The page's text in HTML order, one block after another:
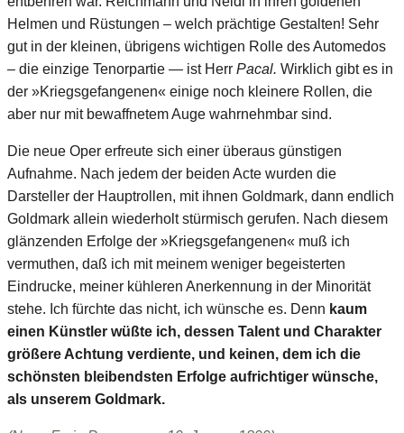
Helmen und Rüstungen – welch prächtige Gestalten! Sehr
gut in der kleinen, übrigens wichtigen Rolle des Automedos
– die einzige Tenorpartie — ist Herr Pacal. Wirklich gibt es in
der »Kriegsgefangenen« einige noch kleinere Rollen, die
aber nur mit bewaffnetem Auge wahrnehmbar sind.
Die neue Oper erfreute sich einer überaus günstigen
Aufnahme. Nach jedem der beiden Acte wurden die
Darsteller der Hauptrollen, mit ihnen Goldmark, dann endlich
Goldmark allein wiederholt stürmisch gerufen. Nach diesem
glänzenden Erfolge der »Kriegsgefangenen« muß ich
vermuthen, daß ich mit meinem weniger begeisterten
Eindrucke, meiner kühleren Anerkennung in der Minorität
stehe. Ich fürchte das nicht, ich wünsche es. Denn kaum
einen Künstler wüßte ich, dessen Talent und Charakter
größere Achtung verdiente, und keinen, dem ich die
schönsten bleibendsten Erfolge aufrichtiger wünsche,
als unserem Goldmark.